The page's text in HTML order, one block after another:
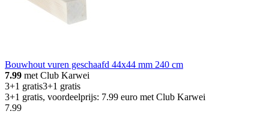
Bouwhout vuren geschaafd 44x44 mm 240 cm
7.99 met Club Karwei
3+1 gratis3+1 gratis
3+1 gratis, voordeelprijs: 7.99 euro met Club Karwei
7.99